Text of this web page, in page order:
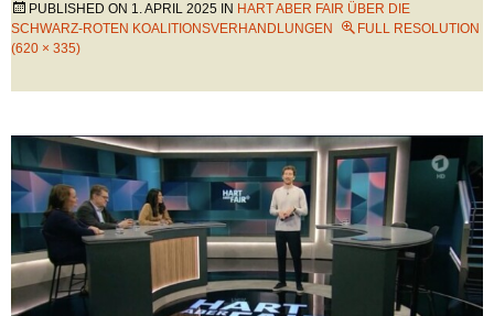
PUBLISHED ON 1. APRIL 2025 IN HART ABER FAIR ÜBER DIE
SCHWARZ-ROTEN KOALITIONSVERHANDLUNGEN
FULL RESOLUTION
(620 × 335)